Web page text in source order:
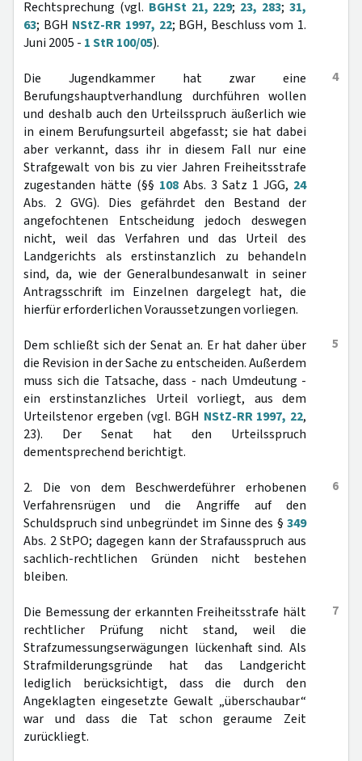
Rechtsprechung (vgl. BGHSt 21, 229; 23, 283;31,
63; BGH NStZ-RR 1997, 22; BGH, Beschluss vom 1.
Juni 2005 - 1 StR 100/05).
4
Die Jugendkammer hat zwar eine
Berufungshauptverhandlung durchführen wollen
und deshalb auch den Urteilsspruch äußerlich wie
in einem Berufungsurteil abgefasst; sie hat dabei
aber verkannt, dass ihr in diesem Fall nur eine
Strafgewalt von bis zu vier Jahren Freiheitsstrafe
zugestanden hätte (§§ 108 Abs. 3 Satz 1 JGG, 24
Abs. 2 GVG). Dies gefährdet den Bestand der
angefochtenen Entscheidung jedoch deswegen
nicht, weil das Verfahren und das Urteil des
Landgerichts als erstinstanzlich zu behandeln
sind, da, wie der Generalbundesanwalt in seiner
Antragsschrift im Einzelnen dargelegt hat, die
hierfür erforderlichen Voraussetzungen vorliegen.
5
Dem schließt sich der Senat an. Er hat daher über
die Revision in der Sache zu entscheiden. Außerdem
muss sich die Tatsache, dass - nach Umdeutung -
ein erstinstanzliches Urteil vorliegt, aus dem
Urteilstenor ergeben (vgl. BGH NStZ-RR 1997, 22,
23). Der Senat hat den Urteilsspruch
dementsprechend berichtigt.
6
2. Die von dem Beschwerdeführer erhobenen
Verfahrensrügen und die Angriffe auf den
Schuldspruch sind unbegründet im Sinne des § 349
Abs. 2 StPO; dagegen kann der Strafausspruch aus
sachlich-rechtlichen Gründen nicht bestehen
bleiben.
7
Die Bemessung der erkannten Freiheitsstrafe hält
rechtlicher Prüfung nicht stand, weil die
Strafzumessungserwägungen lückenhaft sind. Als
Strafmilderungsgründe hat das Landgericht
lediglich berücksichtigt, dass die durch den
Angeklagten eingesetzte Gewalt „überschaubar“
war und dass die Tat schon geraume Zeit
zurückliegt.